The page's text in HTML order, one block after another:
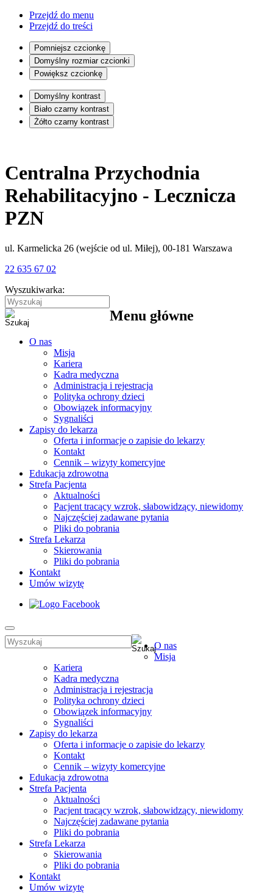
Przejdź do menu
Przejdź do treści
Pomniejsz czcionkę
Domyślny rozmiar czcionki
Powiększ czcionkę
Domyślny kontrast
Biało czarny kontrast
Żółto czarny kontrast
Centralna Przychodnia
Rehabilitacyjno - Lecznicza
PZN
ul. Karmelicka 26 (wejście od ul. Miłej), 00-181 Warszawa
22 635 67 02
Wyszukiwarka:
Menu główne
O nas
Misja
Kariera
Kadra medyczna
Administracja i rejestracja
Polityka ochrony dzieci
Obowiązek informacyjny
Sygnaliści
Zapisy do lekarza
Oferta i informacje o zapisie do lekarzy
Kontakt
Cennik – wizyty komercyjne
Edukacja zdrowotna
Strefa Pacjenta
Aktualności
Pacjent tracący wzrok, słabowidzący, niewidomy
Najczęściej zadawane pytania
Pliki do pobrania
Strefa Lekarza
Skierowania
Pliki do pobrania
Kontakt
Umów wizytę
O nas
Misja
Kariera
Kadra medyczna
Administracja i rejestracja
Polityka ochrony dzieci
Obowiązek informacyjny
Sygnaliści
Zapisy do lekarza
Oferta i informacje o zapisie do lekarzy
Kontakt
Cennik – wizyty komercyjne
Edukacja zdrowotna
Strefa Pacjenta
Aktualności
Pacjent tracący wzrok, słabowidzący, niewidomy
Najczęściej zadawane pytania
Pliki do pobrania
Strefa Lekarza
Skierowania
Pliki do pobrania
Kontakt
Umów wizytę